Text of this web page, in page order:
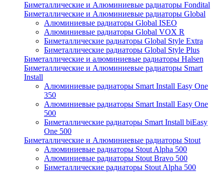
Биметаллические и Алюминиевые радиаторы Fondital
Биметаллические и Алюминиевые радиаторы Global
Алюминиевые радиаторы Global ISEO
Алюминиевые радиаторы Global VOX R
Биметаллические радиаторы Global Style Extra
Биметаллические радиаторы Global Style Plus
Биметаллические и алюминиевые радиаторы Halsen
Биметаллические и Алюминиевые радиаторы Smart
Install
Алюминиевые радиаторы Smart Install Easy One
350
Алюминиевые радиаторы Smart Install Easy One
500
Биметаллические радиаторы Smart Install biEasy
One 500
Биметаллические и Алюминиевые радиаторы Stout
Алюминиевые радиаторы Stout Alpha 500
Алюминиевые радиаторы Stout Bravo 500
Биметаллические радиаторы Stout Alpha 500